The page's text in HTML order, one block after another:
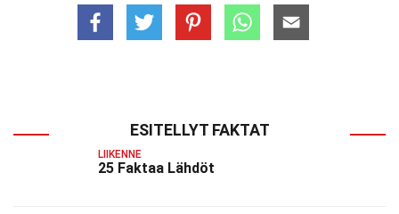
ESITELLYT FAKTAT
LIIKENNE
25 Faktaa Lähdöt